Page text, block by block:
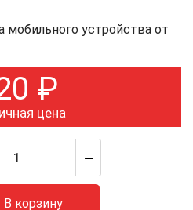
мобильного устройства от
₽
цена
В корзину